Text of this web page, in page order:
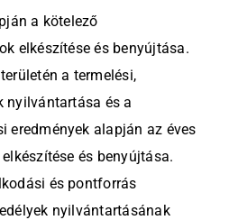
a kötelező
elkészítése és benyújtása.
a termelési,
nyilvántartása és a
eredmények alapján az éves
és benyújtása.
és pontforrás
nyilvántartásának